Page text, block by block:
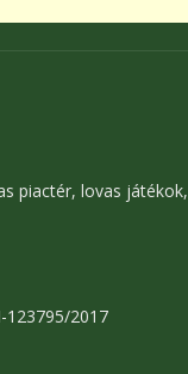
piactér, lovas játékok,
123795/2017